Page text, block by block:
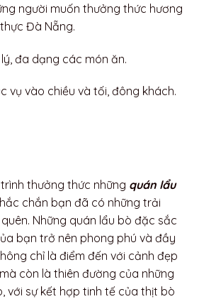
người muốn thưởng thức hương
Đà Nẵng.
đa dạng các món ăn.
vụ vào chiều và tối, đông khách.
thưởng thức những quán lẩu
chắn bạn đã có những trải
Những quán lẩu bò đặc sắc
bạn trở nên phong phú và đầy
chỉ là điểm đến với cảnh đẹp
còn là thiên đường của những
với sự kết hợp tinh tế của thịt bò